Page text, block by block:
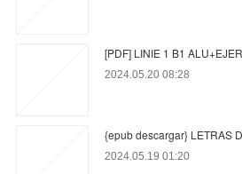
[PDF] LINIE 1 B1
2024.05.20 08:28
{epub descargar} LETRAS
2024.05.19 01:20